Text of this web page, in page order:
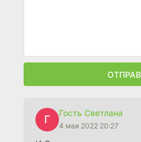
Г
Гость Светлана
4 мая 2022 20:27